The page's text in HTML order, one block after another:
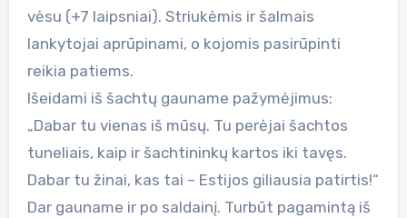
vėsu (+7 laipsniai). Striukėmis ir šalmais
lankytojai aprūpinami, o kojomis pasirūpinti
reikia patiems.
Išeidami iš šachtų gauname pažymėjimus:
„Dabar tu vienas iš mūsų. Tu perėjai šachtos
tuneliais, kaip ir šachtininkų kartos iki tavęs.
Dabar tu žinai, kas tai – Estijos giliausia patirtis!“
Dar gauname ir po saldainį. Turbūt pagamintą iš